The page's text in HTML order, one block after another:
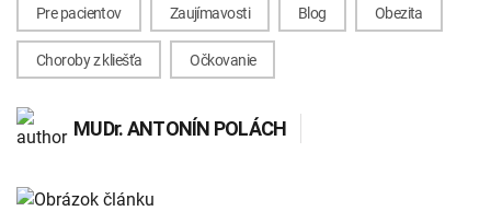
Genetika Covid-19 Žiadanky a tlačivá
INTOLERANCIA POTRAVÍN Lymská borelióza
Human papillomavirus (HPV)
Pre pacientov Zaujímavosti Blog Obezita
Choroby z kliešťa Očkovanie
MUDr.ANTONÍN POLÁCH